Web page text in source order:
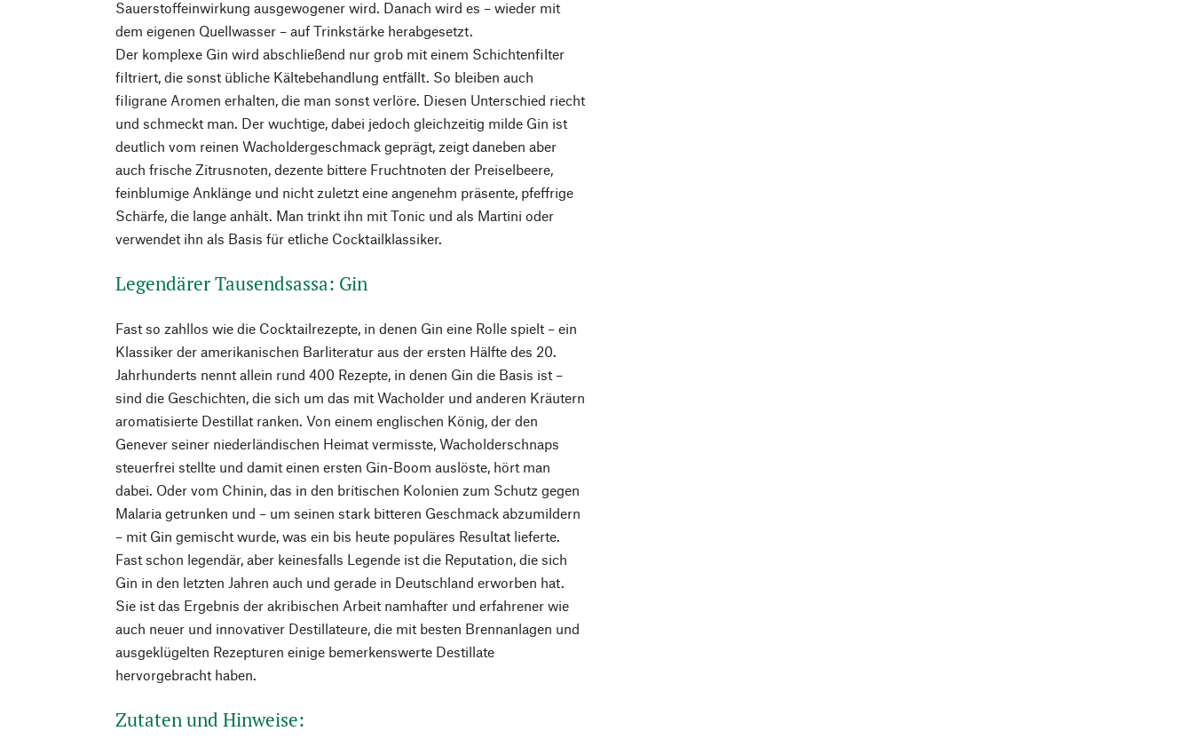
Sauerstoffeinwirkung ausgewogener wird. Danach wird es – wieder mit
dem eigenen Quellwasser – auf Trinkstärke herabgesetzt.
Der komplexe Gin wird abschließend nur grob mit einem Schichtenfilter
filtriert, die sonst übliche Kältebehandlung entfällt. So bleiben auch
filigrane Aromen erhalten, die man sonst verlöre. Diesen Unterschied riecht
und schmeckt man. Der wuchtige, dabei jedoch gleichzeitig milde Gin ist
deutlich vom reinen Wacholdergeschmack geprägt, zeigt daneben aber
auch frische Zitrusnoten, dezente bittere Fruchtnoten der Preiselbeere,
feinblumige Anklänge und nicht zuletzt eine angenehm präsente, pfeffrige
Schärfe, die lange anhält. Man trinkt ihn mit Tonic und als Martini oder
verwendet ihn als Basis für etliche Cocktailklassiker.
Legendärer Tausendsassa: Gin
Fast so zahllos wie die Cocktailrezepte, in denen Gin eine Rolle spielt – ein
Klassiker der amerikanischen Barliteratur aus der ersten Hälfte des 20.
Jahrhunderts nennt allein rund 400 Rezepte, in denen Gin die Basis ist –
sind die Geschichten, die sich um das mit Wacholder und anderen Kräutern
aromatisierte Destillat ranken. Von einem englischen König, der den
Genever seiner niederländischen Heimat vermisste, Wacholderschnaps
steuerfrei stellte und damit einen ersten Gin-Boom auslöste, hört man
dabei. Oder vom Chinin, das in den britischen Kolonien zum Schutz gegen
Malaria getrunken und – um seinen stark bitteren Geschmack abzumildern
– mit Gin gemischt wurde, was ein bis heute populäres Resultat lieferte.
Fast schon legendär, aber keinesfalls Legende ist die Reputation, die sich
Gin in den letzten Jahren auch und gerade in Deutschland erworben hat.
Sie ist das Ergebnis der akribischen Arbeit namhafter und erfahrener wie
auch neuer und innovativer Destillateure, die mit besten Brennanlagen und
ausgeklügelten Rezepturen einige bemerkenswerte Destillate
hervorgebracht haben.
Zutaten und Hinweise: